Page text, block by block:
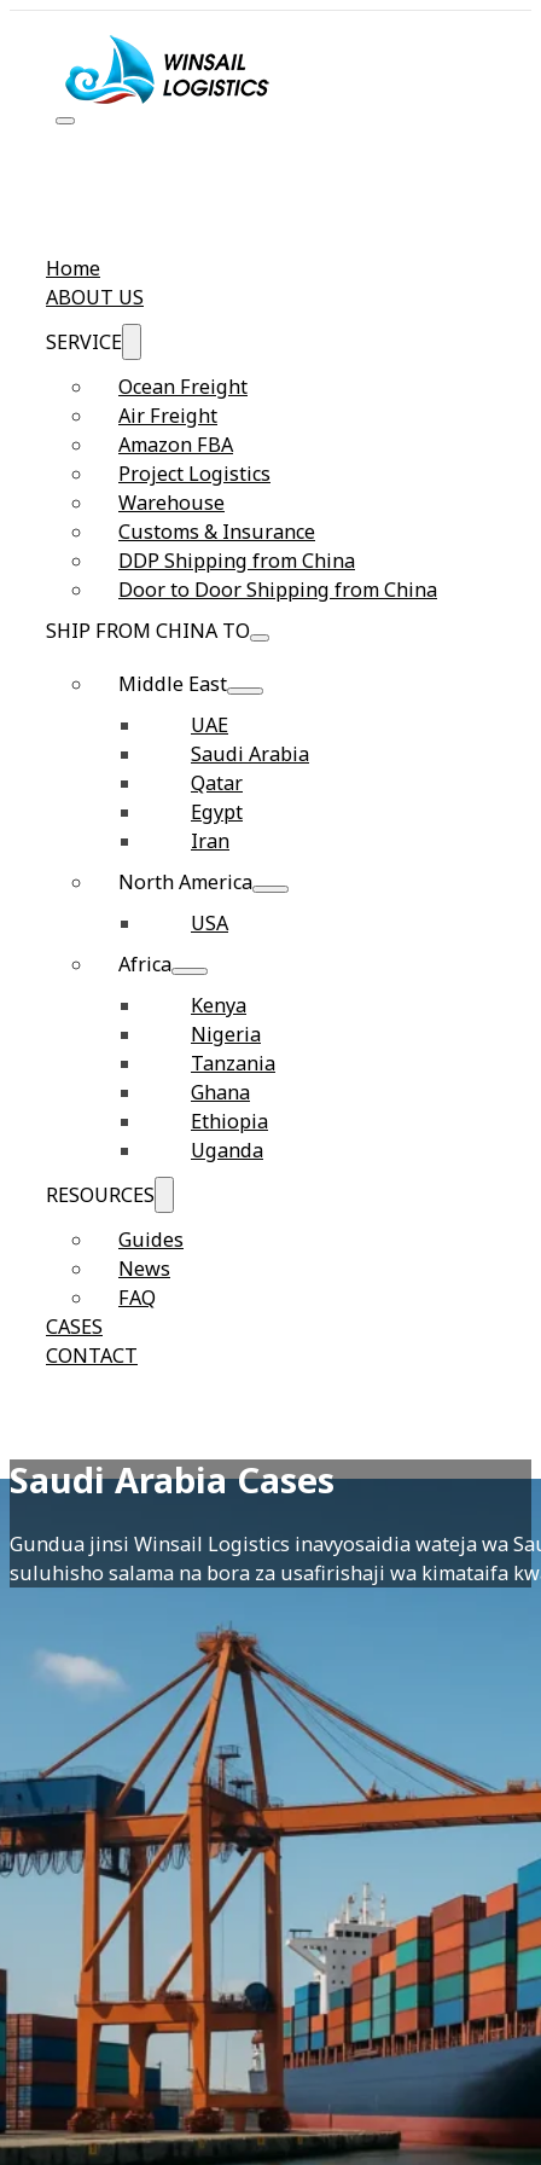
Home
ABOUT US
SERVICE
Ocean Freight
Air Freight
Amazon FBA
Project Logistics
Warehouse
Customs & Insurance
DDP Shipping from China
Door to Door Shipping from China
SHIP FROM CHINA TO
Middle East
UAE
Saudi Arabia
Qatar
Egypt
Iran
North America
USA
Africa
Kenya
Nigeria
Tanzania
Ghana
Ethiopia
Uganda
RESOURCES
Guides
News
FAQ
CASES
CONTACT
Saudi Arabia Cases
Gundua jinsi Winsail Logistics inavyosaidia wateja wa
suluhisho salama na bora za usafirishaji wa kimataifa
Afrika ya Mashariki :
Jibuti
Eritrea
Mashariki ya Kati :
Saudi Arabia
Falme za Kiarabu
Azabajani
Afrika ya Magharibi :
Nigeria
Asia :